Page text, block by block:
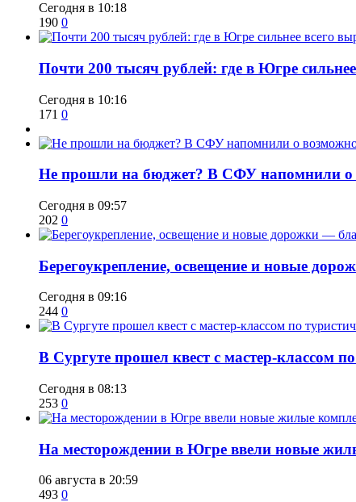
Сегодня в 10:18
190 0
​Почти 200 тысяч рублей: где в Югре
Сегодня в 10:16
171 0
Не прошли на бюджет? В СФУ напомнили о
Сегодня в 09:57
202 0
Берегоукрепление, освещение и новые
Сегодня в 09:16
244 0
В Сургуте прошел квест с мастер-классом
Сегодня в 08:13
253 0
​На месторождении в Югре ввели новые
06 августа в 20:59
493 0